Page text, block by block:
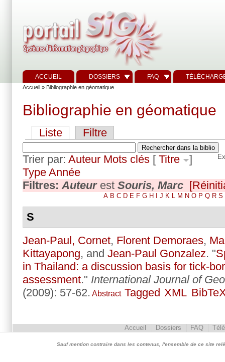
ACCUEIL DOSSIERS FAQ
Accueil » Bibliographie en géomatique
Bibliographie en géomatique
Liste Filtre
Trier par: Auteur Mots clés [ Titre
]
Type Année
Filtres:Auteurest Souris, Marc
A B C D E F G H J K L M N O P Q R S
S
Jean-Paul, Cornet, Florent Demoraes,
Kittayapong, and Jean-Paul Gonzalez. "
in Thailand: a discussion basis for tick-
assessment." International Journal of
(2009): 57-62. Abstract Tagged XML
Accueil Dossiers FAQ
Sauf mention contraire dans les contenus, l'ensemble de ce site